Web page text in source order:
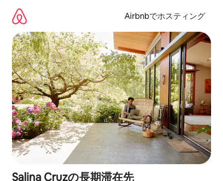
Airbnbでホスティング
Salina Cruzの長期滞在先